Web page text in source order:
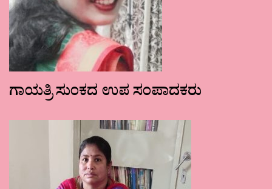
ಗಾಯತ್ರಿ ಸುಂಕದ ಉಪ ಸಂಪಾದಕರು